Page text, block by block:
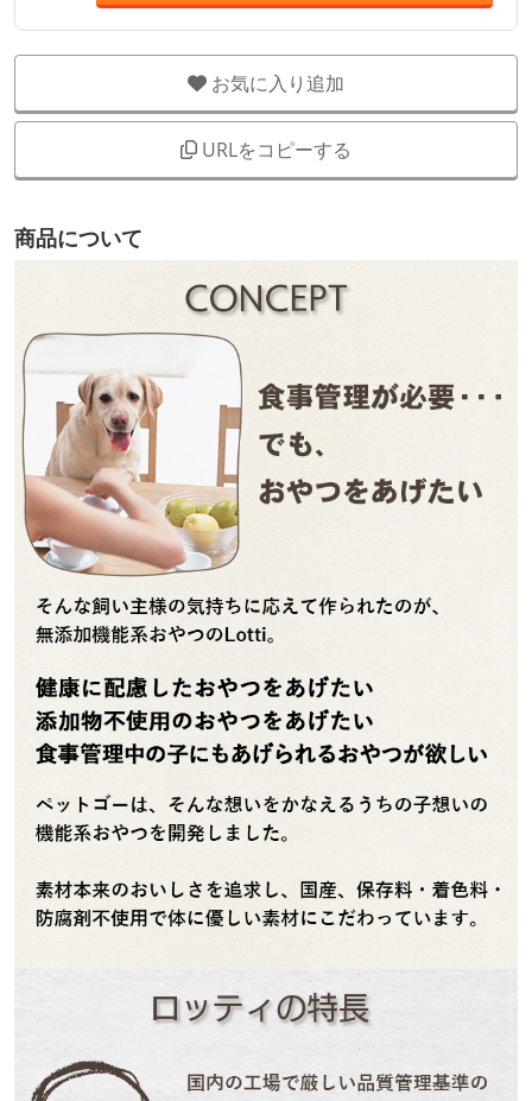
お気に入り追加
URLをコピーする
商品について